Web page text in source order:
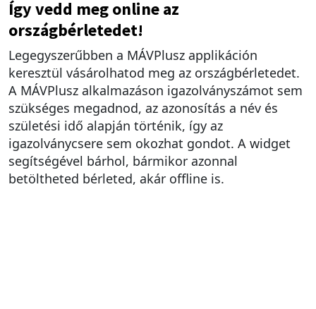
Így vedd meg online az
országbérletedet!
Legegyszerűbben a MÁVPlusz applikáción
keresztül vásárolhatod meg az országbérletedet.
A MÁVPlusz alkalmazáson igazolványszámot sem
szükséges megadnod, az azonosítás a név és
születési idő alapján történik, így az
igazolványcsere sem okozhat gondot. A widget
segítségével bárhol, bármikor azonnal
betöltheted bérleted, akár offline is.